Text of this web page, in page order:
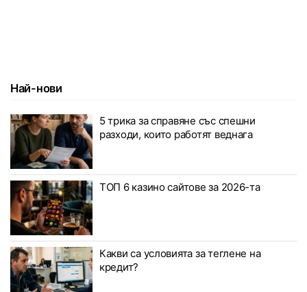
Най-нови
5 трика за справяне със спешни
разходи, които работят веднага
ТОП 6 казино сайтове за 2026-та
Какви са условията за теглене на
кредит?